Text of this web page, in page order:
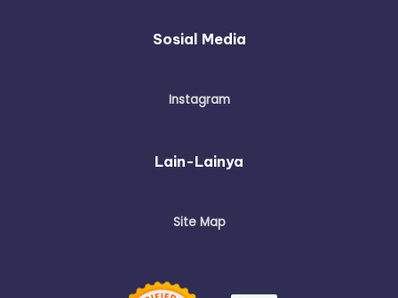
Sosial Media
Instagram
Lain-Lainya
Site Map